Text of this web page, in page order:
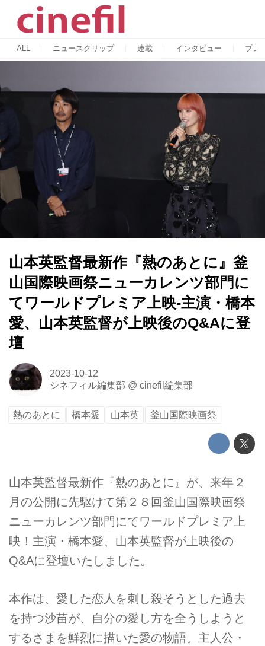
ALL ニュースクリップ 連載 インタビュー プレ
山本英監督最新作『熱のあとに』釜
山国際映画祭ニューカレンツ部門に
てワールドプレミア上映-主演・橋本
愛、山本英監督が上映後のQ&Aに登
壇
2023-10-12
シネフィル編集部 @ cinefil編集部
熱のあとに 橋本愛 山本英 釜山国際映画祭
山本英監督最新作『熱のあとに』が、来年２
月の公開に先駆けて第２８回釜山国際映画祭
ニューカレンツ部門にてワールドプレミア上
映！主演・橋本愛、山本英監督が上映後の
Q&Aに登壇いたしました。
本作は、愛した恋人を刺し殺そうとした過去
を持つ沙苗が、自分の愛し方を全うしようと
するさまを鮮烈に描いた愛の物語。主人公・